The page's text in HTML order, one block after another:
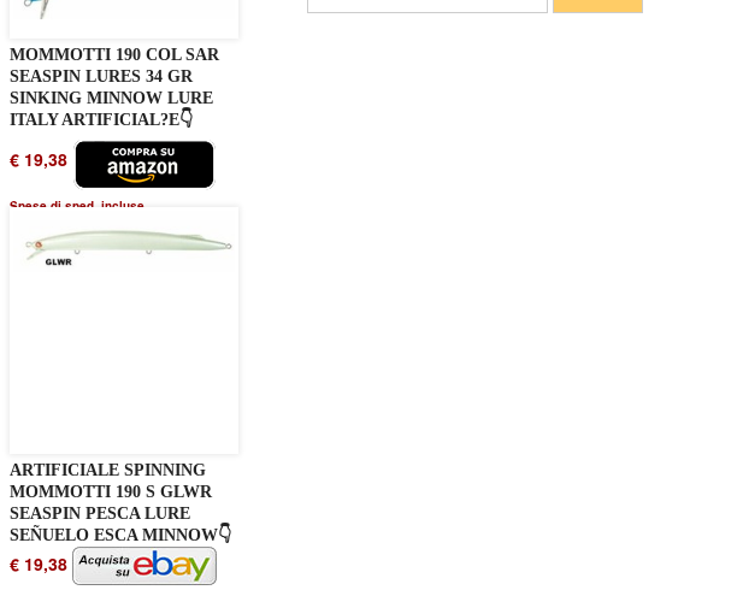
MOMMOTTI 190 COL SAR
SEASPIN LURES 34 GR
SINKING MINNOW LURE
ITALY ARTIFICIAL?E👇
€ 19,38
Spese di sped. incluse
ARTIFICIALE SPINNING
MOMMOTTI 190 S GLWR
SEASPIN PESCA LURE
SEÑUELO ESCA MINNOW👇
€ 19,38